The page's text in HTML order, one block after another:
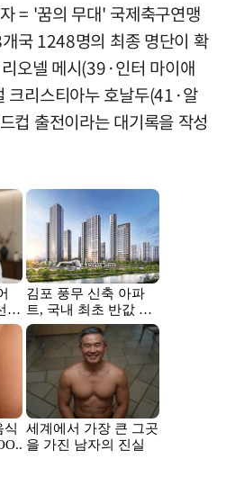
= '꿈의 무대' 국제축구연맹
국 1248명의 최종 명단이 확
오넬 메시(39·인터 마이애
크리스티아누 호날두(41·알
컵 출전이라는 대기록을 작성